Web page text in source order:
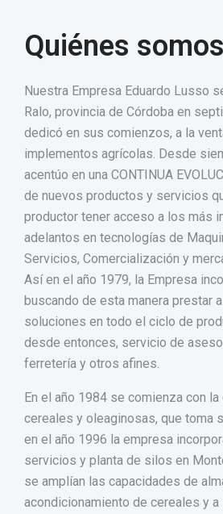
Quiénes somos
Nuestra Empresa Eduardo Lusso
Ralo, provincia de Córdoba en
dedicó en sus comienzos, a la
implementos agrícolas. Desde
acentúo en una CONTINUA
de nuevos productos y servicios
productor tener acceso a los más
adelantos en tecnologías de
Servicios, Comercialización y
Así en el año 1979, la Empresa
buscando de esta manera prestar
soluciones en todo el ciclo de
desde entonces, servicio de
ferretería y otros afines.
En el año 1984 se comienza con
cereales y oleaginosas, que toma
en el año 1996 la empresa
servicios y planta de silos en
se amplían las capacidades de
acondicionamiento de cereales y